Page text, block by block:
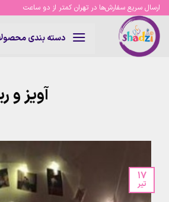
Skip
content
ارسال سریع سفارش‌ها در تهران کمتر از دو ساعت
دسته بندی
آویز
17
تیر